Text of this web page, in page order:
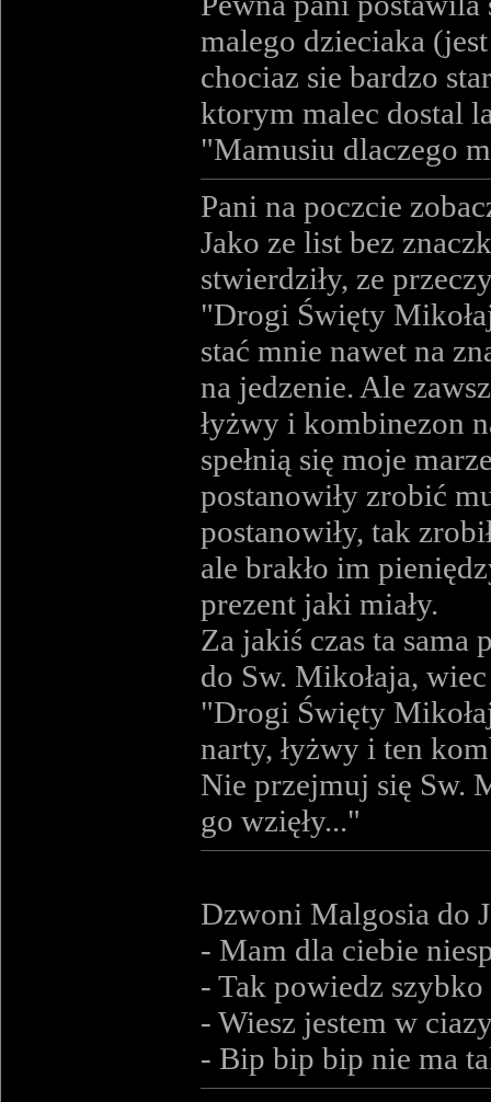
malego dzieciaka
chociaz sie bardzo
ktorym malec dostal
"Mamusiu dlaczego
Pani na poczcie
Jako ze list bez
stwierdziły, ze
"Drogi Święty
stać mnie nawet na
na jedzenie. Ale
łyżwy i kombinezon
spełnią się moje
postanowiły zrobić
postanowiły, tak
ale brakło im
prezent jaki miały.
Za jakiś czas ta sama
do Sw. Mikołaja,
"Drogi Święty
narty, łyżwy i ten
Nie przejmuj się Sw.
go wzięły..."
Dzwoni Malgosia do
- Mam dla ciebie
- Tak powiedz szybko
- Wiesz jestem w
- Bip bip bip nie ma